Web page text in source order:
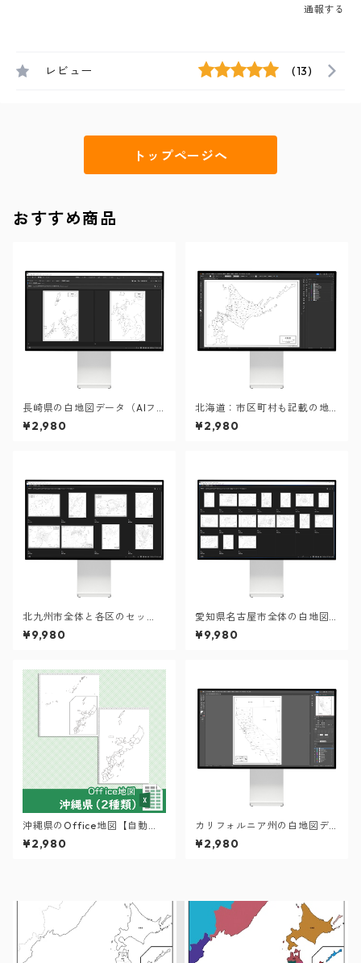
通報する
レビュー (13)
トップページへ
おすすめ商品
長崎県の白地図データ（AIフ
ァイル）
¥2,980
北海道：市区町村も記載の地
図データ（PDF・Aiファイ
ル）
¥2,980
北九州市全体と各区のセッ
ト：町名も記載の地図データ
（PDF・Aiファイル）
¥9,980
愛知県名古屋市全体の白地図
と各16区のセット（Aiファイ
ル）
¥9,980
沖縄県のOffice地図【自動色
塗り機能付き】
¥2,980
カリフォルニア州の白地図デ
ータ（Aiデータ）
¥2,980